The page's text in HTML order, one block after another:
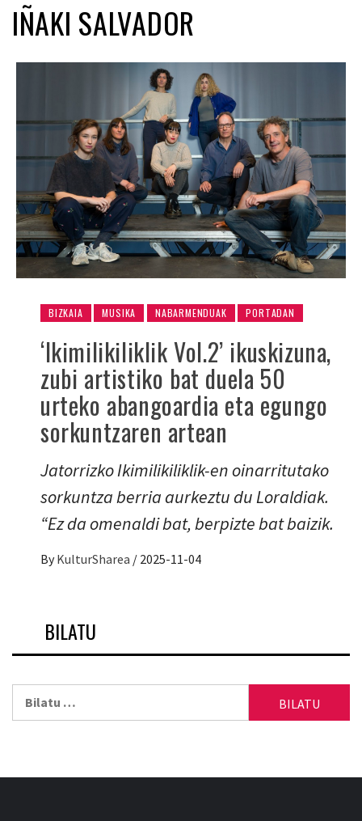
IÑAKI SALVADOR
BIZKAIA MUSIKA NABARMENDUAK PORTADAN
‘Ikimilikiliklik Vol.2’ ikuskizuna,
zubi artistiko bat duela 50
urteko abangoardia eta egungo
sorkuntzaren artean
Jatorrizko Ikimilikiliklik-en oinarritutako
sorkuntza berria aurkeztu du Loraldiak.
“Ez da omenaldi bat, berpizte bat baizik.
By KulturSharea / 2025-11-04
BILATU